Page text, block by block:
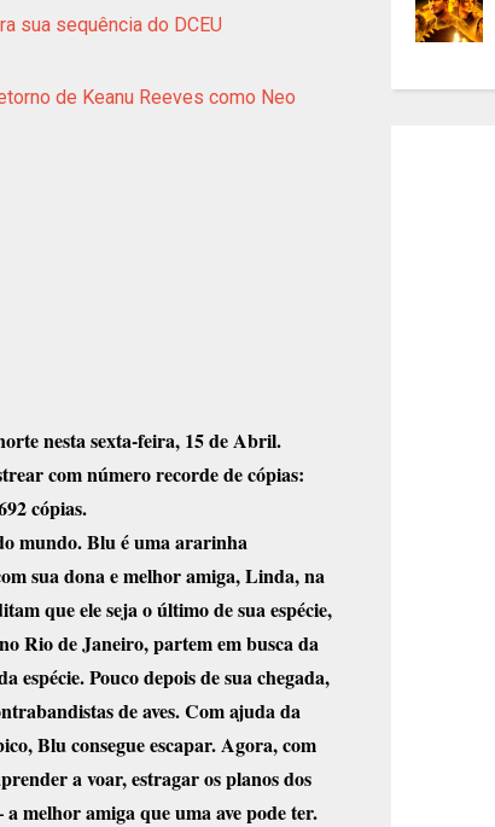
sua sequência do DCEU
de Keanu Reeves como Neo
nesta sexta-feira, 15 de Abril.
com número recorde de cópias:
cópias.
mundo. Blu é uma ararinha
sua dona e melhor amiga, Linda, na
que ele seja o último de sua espécie,
Rio de Janeiro, partem em busca da
Pouco depois de sua chegada,
de aves. Com ajuda da
Blu consegue escapar. Agora, com
a voar, estragar os planos dos
melhor amiga que uma ave pode ter.